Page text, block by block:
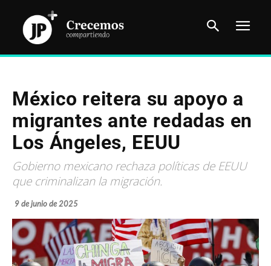
México reitera su apoyo a
migrantes ante redadas en
Los Ángeles, EEUU
Gobierno mexicano rechaza políticas de EEUU
que criminalizan la migración.
9 de junio de 2025